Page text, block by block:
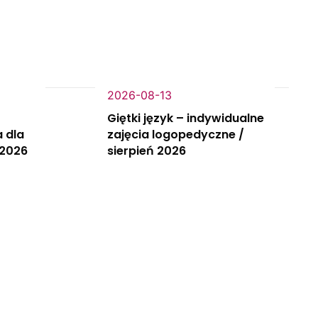
dla
2026-08-13
Giętki język – indywidualne
zajęcia logopedyczne /
sierpień 2026